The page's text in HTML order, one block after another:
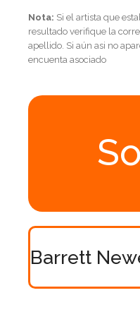
Nota: Si el artista que
resultado verifique la
apellido. Si aún asi no
encuenta asociado
Barrett